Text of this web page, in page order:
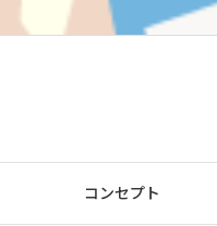
コンセプト